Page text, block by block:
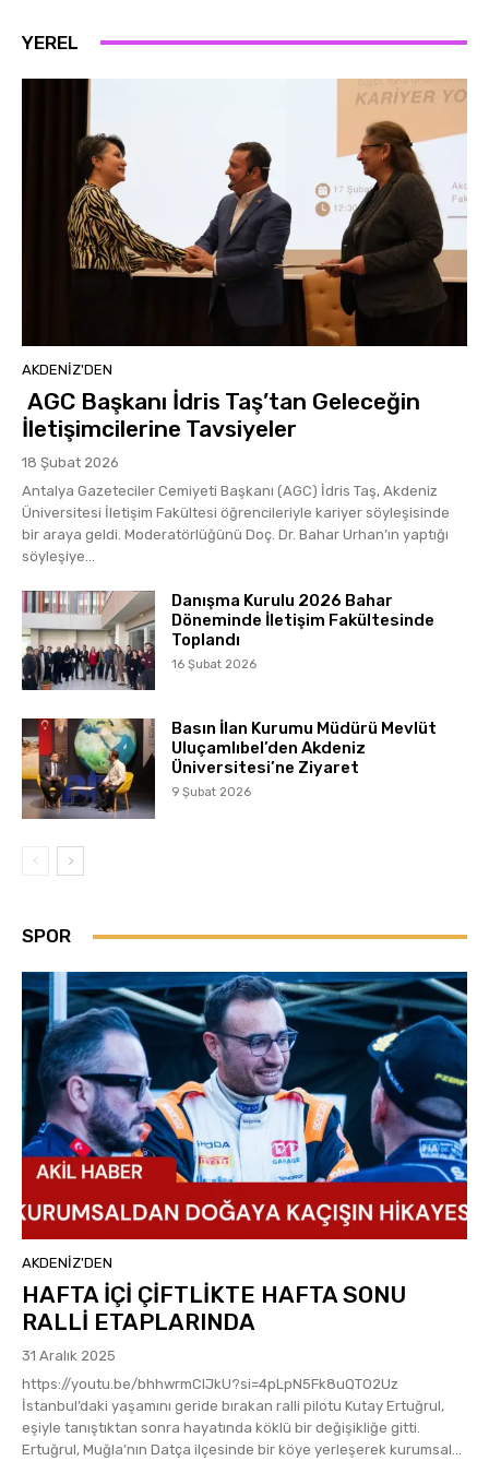
YEREL
AKDENIZ'DEN
AGC Başkanı İdris Taş’tan Geleceğin
İletişimcilerine Tavsiyeler
18 Şubat 2026
Antalya Gazeteciler Cemiyeti Başkanı (AGC) İdris Taş, Akdeniz
Üniversitesi İletişim Fakültesi öğrencileriyle kariyer söyleşisinde
bir araya geldi. Moderatörlüğünü Doç. Dr. Bahar Urhan’ın yaptığı
söyleşiye...
Danışma Kurulu 2026 Bahar
Döneminde İletişim Fakültesinde
Toplandı
16 Şubat 2026
Basın İlan Kurumu Müdürü Mevlüt
Uluçamlıbel’den Akdeniz
Üniversitesi’ne Ziyaret
9 Şubat 2026
SPOR
AKDENIZ'DEN
HAFTA İÇİ ÇİFTLİKTE HAFTA SONU
RALLİ ETAPLARINDA
31 Aralık 2025
https://youtu.be/bhhwrmCIJkU?si=4pLpN5Fk8uQTO2Uz
İstanbul’daki yaşamını geride bırakan ralli pilotu Kutay Ertuğrul,
eşiyle tanıştıktan sonra hayatında köklü bir değişikliğe gitti.
Ertuğrul, Muğla’nın Datça ilçesinde bir köye yerleşerek kurumsal...